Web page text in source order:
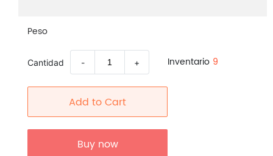
Peso
Cantidad - + Inventario 9
Add to Cart
Buy now